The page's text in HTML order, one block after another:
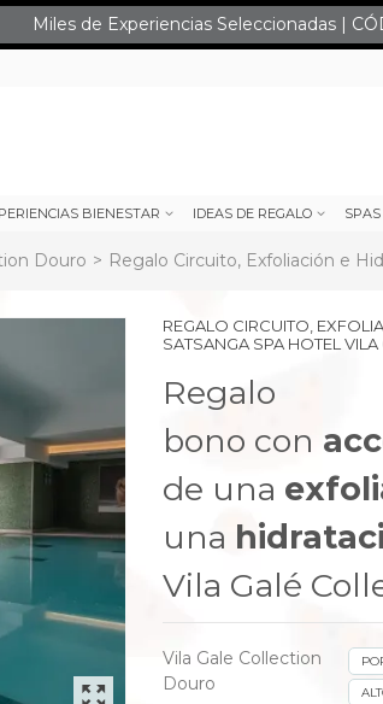
Miles de Experiencias Seleccionadas |
BIENESTAR IDEAS DE REGALO
Douro > Regalo Circuito, Exfoliación e
next
REGALO CIRCUITO,
SATSANGA SPA HOTEL
Regalo
bono con
de una
una
Vila Galé
Vila Gale Collection
Douro